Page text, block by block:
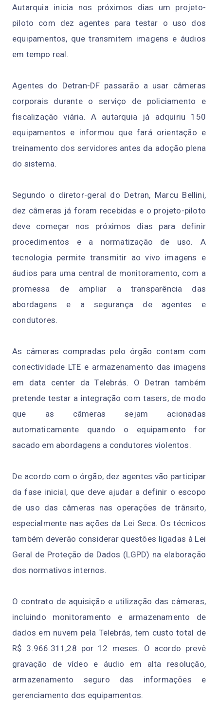
Autarquia inicia nos próximos dias um projeto-
piloto com dez agentes para testar o uso dos
equipamentos, que transmitem imagens e áudios
em tempo real.
Agentes do Detran-DF passarão a usar câmeras
corporais durante o serviço de policiamento e
fiscalização viária. A autarquia já adquiriu 150
equipamentos e informou que fará orientação e
treinamento dos servidores antes da adoção plena
do sistema.
Segundo o diretor-geral do Detran, Marcu Bellini,
dez câmeras já foram recebidas e o projeto-piloto
deve começar nos próximos dias para definir
procedimentos e a normatização de uso. A
tecnologia permite transmitir ao vivo imagens e
áudios para uma central de monitoramento, com a
promessa de ampliar a transparência das
abordagens e a segurança de agentes e
condutores.
As câmeras compradas pelo órgão contam com
conectividade LTE e armazenamento das imagens
em data center da Telebrás. O Detran também
pretende testar a integração com tasers, de modo
que as câmeras sejam acionadas
automaticamente quando o equipamento for
sacado em abordagens a condutores violentos.
De acordo com o órgão, dez agentes vão participar
da fase inicial, que deve ajudar a definir o escopo
de uso das câmeras nas operações de trânsito,
especialmente nas ações da Lei Seca. Os técnicos
também deverão considerar questões ligadas à Lei
Geral de Proteção de Dados (LGPD) na elaboração
dos normativos internos.
O contrato de aquisição e utilização das câmeras,
incluindo monitoramento e armazenamento de
dados em nuvem pela Telebrás, tem custo total de
R$ 3.966.311,28 por 12 meses. O acordo prevê
gravação de vídeo e áudio em alta resolução,
armazenamento seguro das informações e
gerenciamento dos equipamentos.